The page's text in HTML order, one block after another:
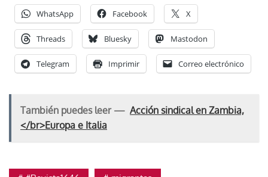
WhatsApp Facebook X
Threads Bluesky Mastodon
Telegram Imprimir Correo electrónico
También puedes leer — Acción sindical en Zambia,
</br>Europa e Italia